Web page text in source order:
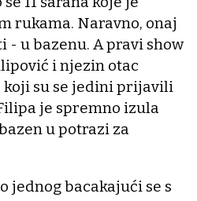
rukama. Naravno, onaj
- u bazenu. A pravi show
i njezin otac
koji su se jedini prijavili
je spremno izula
u potrazi za
jednog bacakajući se s